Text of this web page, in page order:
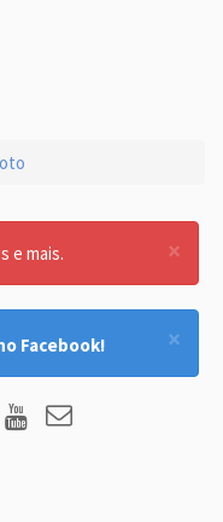
×
e mais.
×
Facebook!